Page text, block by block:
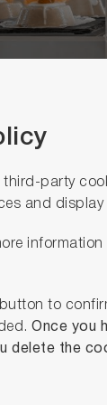
third-party
and
to
Once you
delete the